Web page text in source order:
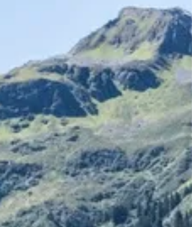
Es ist die Kombination aus Ruhe und
Betätigung, was diesen Ort auszeichnet. In den
Badessen des Mountain Beach Areal ist...